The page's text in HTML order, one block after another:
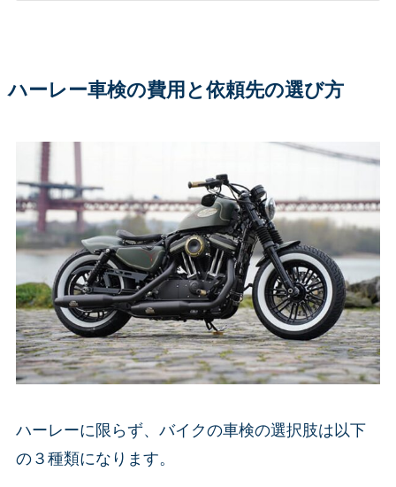
ハーレー車検の費用と依頼先の選び方
ハーレーに限らず、バイクの車検の選択肢は以下
の３種類になります。